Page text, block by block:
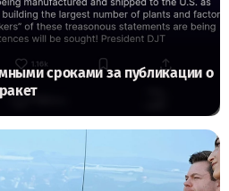
сроками за публикации о